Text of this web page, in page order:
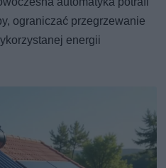
ograniczać przegrzewanie
energii